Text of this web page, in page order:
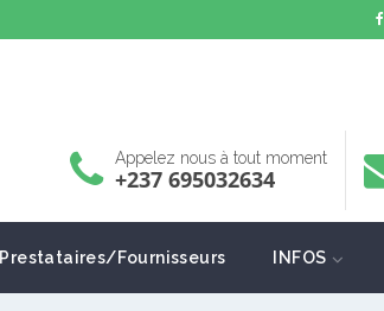
Appelez nous à tout moment
+237 695032634
Prestataires/Fournisseurs INFOS